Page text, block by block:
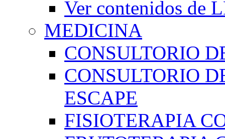
Ver contenidos de
MEDICINA
CONSULTORIO
CONSULTORIO
ESCAPE
FISIOTERAPIA